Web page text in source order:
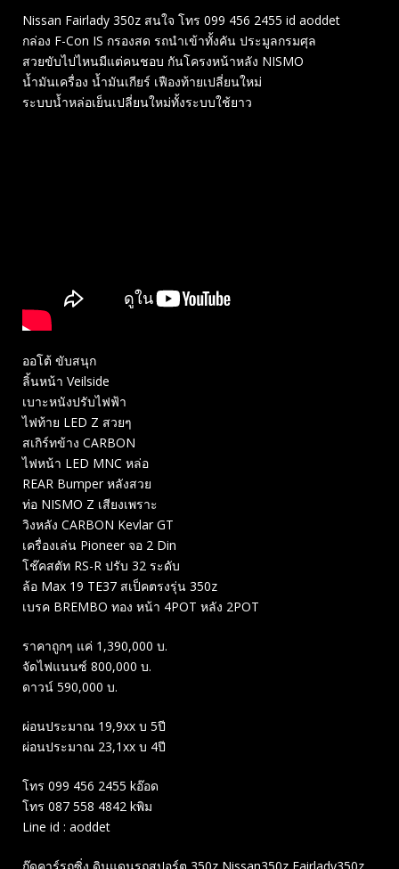
Nissan Fairlady 350z สนใจ โทร 099 456 2455 id aoddet
กล่อง F-Con IS กรองสด รถนำเข้าทั้งคัน ประมูลกรมศุล
สวยขับไปไหนมีแต่คนชอบ กันโครงหน้าหลัง NISMO
น้ำมันเครื่อง น้ำมันเกียร์ เฟืองท้ายเปลี่ยนใหม่
ระบบน้ำหล่อเย็นเปลี่ยนใหม่ทั้งระบบใช้ยาว
ออโต้ ขับสนุก
ลิ้นหน้า Veilside
เบาะหนังปรับไฟฟ้า
ไฟท้าย LED Z สวยๆ
สเกิร์ทข้าง CARBON
ไฟหน้า LED MNC หล่อ
REAR Bumper หลังสวย
ท่อ NISMO Z เสียงเพราะ
วิงหลัง CARBON Kevlar GT
เครื่องเล่น Pioneer จอ 2 Din
โช๊คสตัท RS-R ปรับ 32 ระดับ
ล้อ Max 19 TE37 สเป็คตรงรุ่น 350z
เบรค BREMBO ทอง หน้า 4POT หลัง 2POT
ราคาถูกๆ แค่ 1,390,000 บ.
จัดไฟแนนซ์ 800,000 บ.
ดาวน์ 590,000 บ.
ผ่อนประมาณ 19,9xx บ 5ปี
ผ่อนประมาณ 23,1xx บ 4ปี
โทร 099 456 2455 kอ๊อด
โทร 087 558 4842 kพิม
Line id : aoddet